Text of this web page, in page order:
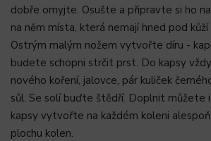
dobře omyjte. Osušte a připravte si ho
na něm místa, která nemají hned pod
Ostrým malým nožem vytvořte díru -
budete schopni strčit prst. Do kapsy
nového koření, jalovce, pár kuliček
sůl. Se solí buďte štědří. Doplnit můžete
kapsy vytvořte na každém koleni
plochu kolen.